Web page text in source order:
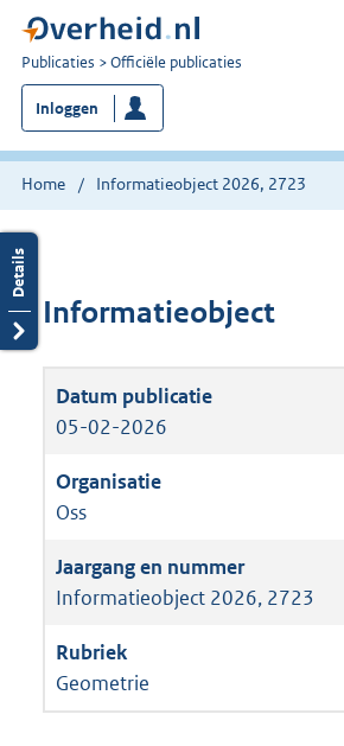
U
bent
nu
hier:
Publicaties Officiële publicaties
Inloggen
Home Informatieobject 2026, 2723
Informatieobject
05-02-2026
Oss
Informatieobject 2026, 2723
Geometrie